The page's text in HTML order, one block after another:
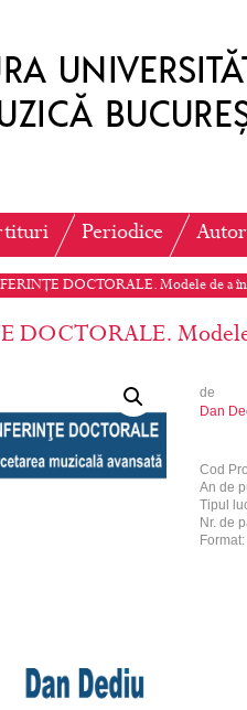
Periodice
DOCTORALE. Modele de a
DOCTORALE.
de
Dan
Cod
An de
Tipul
Nr. de
Format: